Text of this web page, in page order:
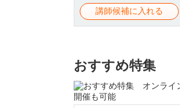
講師候補に入れる
おすすめ特集